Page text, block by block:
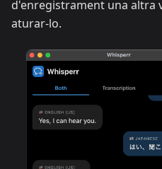
d'enregistrament una altra
aturar-lo.